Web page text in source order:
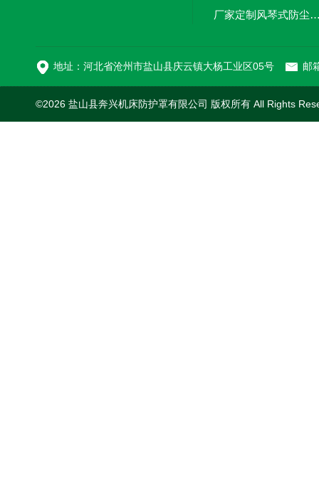
厂家定制风琴式
地址：河北省沧州市盐山县庆云镇大杨工业区05号 邮
©2026 盐山县奔兴机床防护罩有限公司 版权所有 All Rights